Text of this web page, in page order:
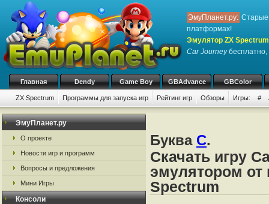
ЭмуПланет.ру: Старые
платформах!
Эмулятор ZX
Car Journeyбесплатно,
Главная Dendy Game Boy GBAdvance GBColor
ZX Spectrum Программы для запуска игр Рейтинг игр Обзоры Игры: #
ЭмуПланет.ру
О проекте
Новости игр и программ
Вопросы и предложения
Мини Игры
Консоли
Буква C.
Скачать игру
эмулятором от
Spectrum